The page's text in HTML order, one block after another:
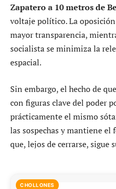
Zapatero a 10 metros de
voltaje político. La
mayor transparencia,
socialista se minimiza la
espacial.
Sin embargo, el hecho de
con figuras clave del poder
prácticamente el mismo
las sospechas y mantiene el
que, lejos de cerrarse, sigue
CHOLLONES